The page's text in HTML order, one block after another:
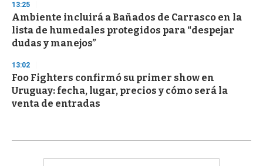
13:25
Ambiente incluirá a Bañados de Carrasco en la
lista de humedales protegidos para “despejar
dudas y manejos”
13:02
Foo Fighters confirmó su primer show en
Uruguay: fecha, lugar, precios y cómo será la
venta de entradas